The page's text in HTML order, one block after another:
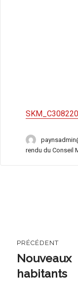
Author
rendu du Conseil
l’article
PRÉCÉDENT
Dernière
publication:
Nouveaux
habitants